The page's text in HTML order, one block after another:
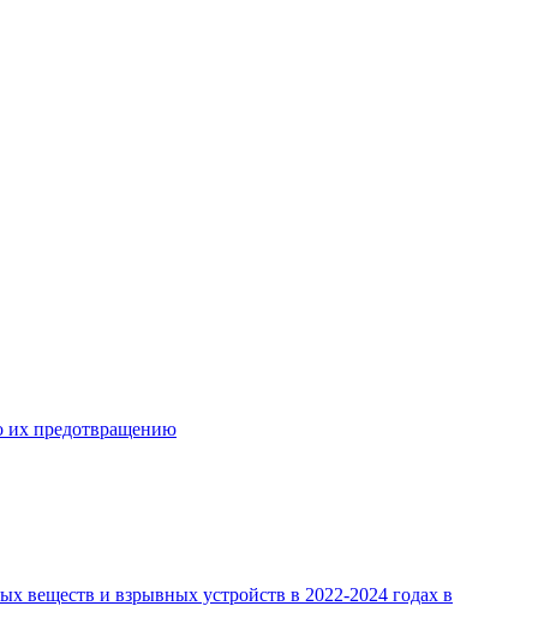
их предотвращению
веществ и взрывных устройств в 2022-2024 годах в